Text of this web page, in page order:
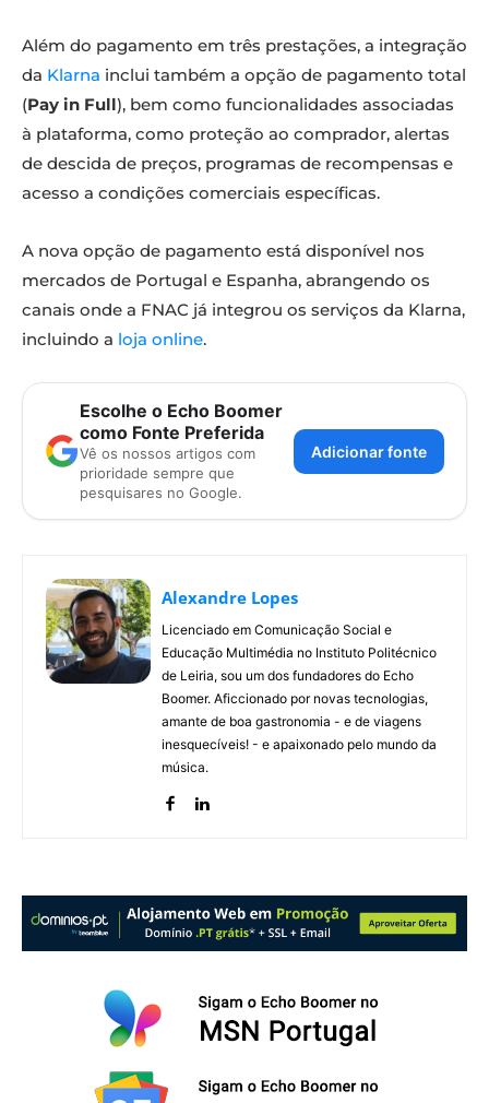
Além do pagamento em três prestações, a integração
da Klarna inclui também a opção de pagamento total
(Pay in Full), bem como funcionalidades associadas
à plataforma, como proteção ao comprador, alertas
de descida de preços, programas de recompensas e
acesso a condições comerciais específicas.
A nova opção de pagamento está disponível nos
mercados de Portugal e Espanha, abrangendo os
canais onde a FNAC já integrou os serviços da Klarna,
incluindo a loja online.
Escolhe o Echo Boomer
como Fonte Preferida
Vê os nossos artigos com
prioridade sempre que
pesquisares no Google.
Adicionar fonte
Alexandre Lopes
Licenciado em Comunicação Social e
Educação Multimédia no Instituto Politécnico
de Leiria, sou um dos fundadores do Echo
Boomer. Aficcionado por novas tecnologias,
amante de boa gastronomia - e de viagens
inesquecíveis! - e apaixonado pelo mundo da
música.